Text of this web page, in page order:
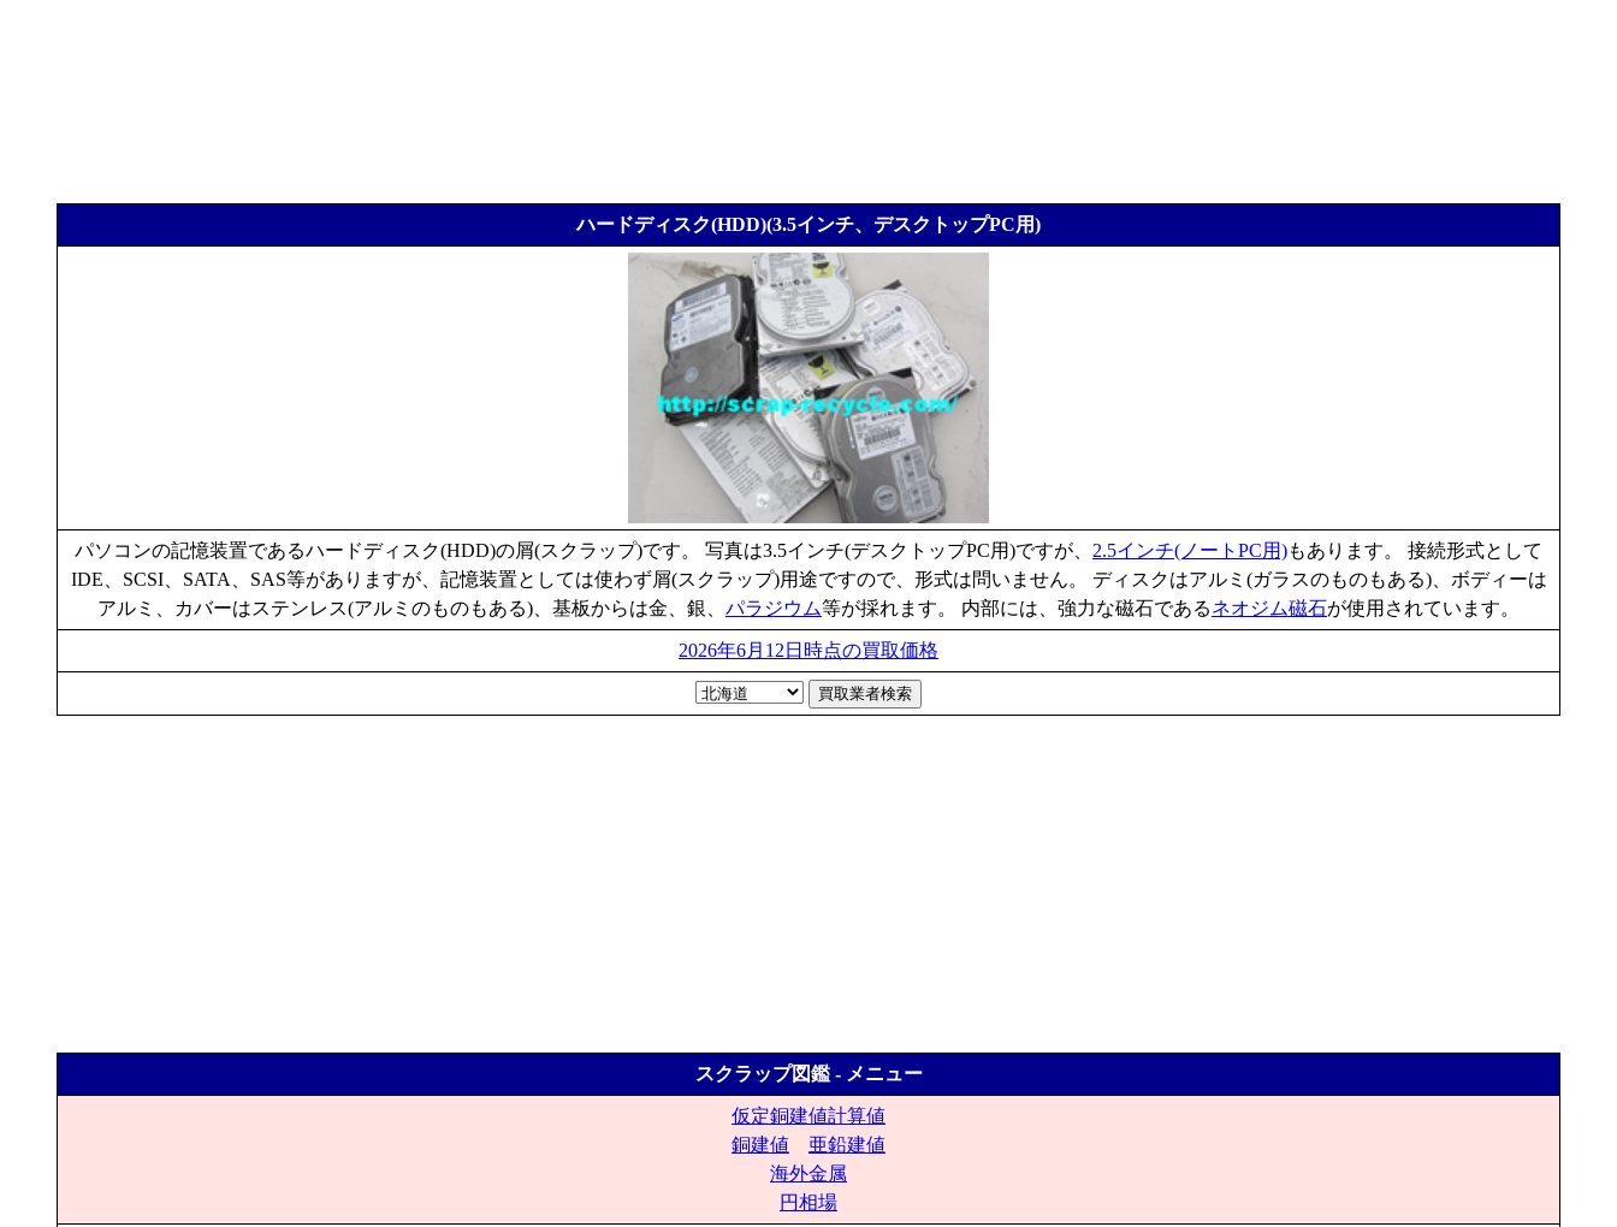
ハードディスク(HDD)(3.5インチ、デスクトップPC用)
パソコンの記憶装置であるハードディスク(HDD)の屑(スクラップ)です。 写真は3.5インチ(デスクトップPC用)ですが、 2.5インチ(ノートPC用)もあります。 接続形式として
IDE、SCSI、SATA、SAS等がありますが、記憶装置としては使わず屑(スクラップ)用途ですので、形式は問いません。 ディスクはアルミ(ガラスのものもある)、ボディーは
アルミ、カバーはステンレス(アルミのものもある)、基板からは金、銀、 パラジウム等が採れます。 内部には、強力な磁石であるネオジム磁石が使用されています。
2026年6月12日時点の買取価格
スクラップ図鑑 - メニュー
仮定銅建値計算値
銅建値
亜鉛建値
海外金属
円相場